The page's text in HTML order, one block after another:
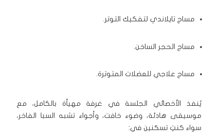
مساج تايلاندي لتفكيك التوتر.
مساج الحجر الساخن.
مساج علاجي للعضلات المتوترة.
يُنفذ الأخصائي الجلسة في غرفة مهيأة بالكامل، مع
موسيقى هادئة، وضوء خافت، وأجواء تشبه السبا الفاخر،
سواء كنتِ تسكنين في: